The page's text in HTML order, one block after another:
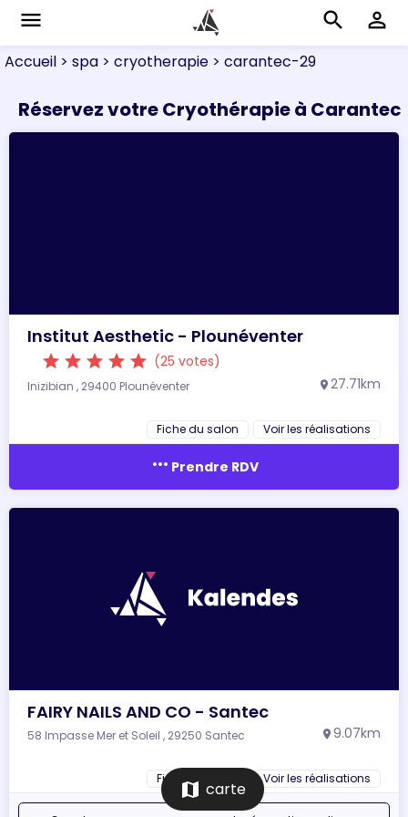
menu search perm_identity
Accueil > spa > cryotherapie > carantec-29
Réservez votre Cryothérapie à Carantec
Institut Aesthetic - Plounéventer
star star star star star (25 votes)
Inizibian , 29400 Plounéventer location_on 27.71km
Fiche du salon Voir les réalisations
more_horiz Prendre RDV
FAIRY NAILS AND CO - Santec
58 Impasse Mer et Soleil , 29250 Santec location_on 9.07km
Fiche du salon Voir les réalisations
map carte